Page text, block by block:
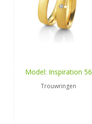
Model: Inspiration 56
Trouwringen